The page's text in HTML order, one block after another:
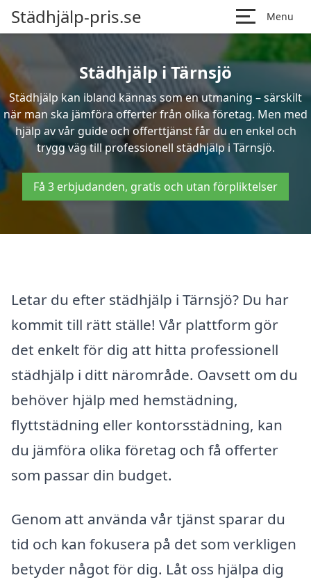
Städhjälp-pris.se Menu
Städhjälp i Tärnsjö
Städhjälp kan ibland kännas som en utmaning – särskilt
när man ska jämföra offerter från olika företag. Men med
hjälp av vår guide och offerttjänst får du en enkel och
trygg väg till professionell städhjälp i Tärnsjö.
Få 3 erbjudanden, gratis och utan förpliktelser
Letar du efter städhjälp i Tärnsjö? Du har
kommit till rätt ställe! Vår plattform gör
det enkelt för dig att hitta professionell
städhjälp i ditt närområde. Oavsett om du
behöver hjälp med hemstädning,
flyttstädning eller kontorsstädning, kan
du jämföra olika företag och få offerter
som passar din budget.
Genom att använda vår tjänst sparar du
tid och kan fokusera på det som verkligen
betyder något för dig. Låt oss hjälpa dig